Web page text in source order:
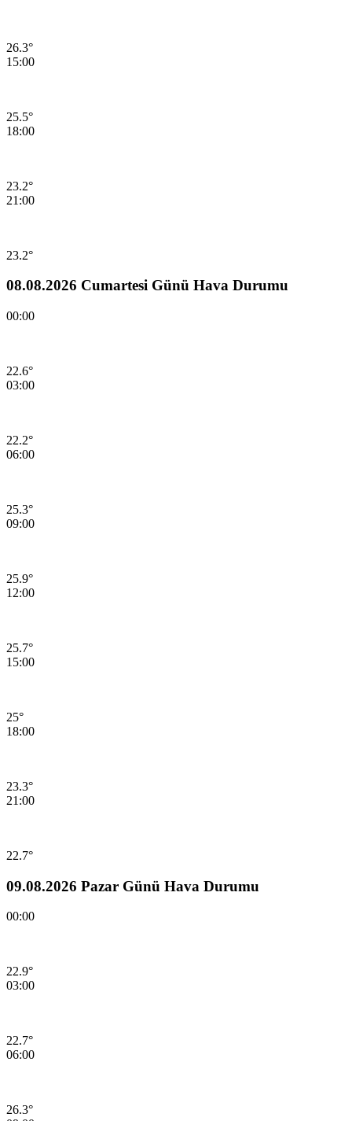
26.3°
15:00
25.5°
18:00
23.2°
21:00
23.2°
08.08.2026 Cumartesi Günü Hava Durumu
00:00
22.6°
03:00
22.2°
06:00
25.3°
09:00
25.9°
12:00
25.7°
15:00
25°
18:00
23.3°
21:00
22.7°
09.08.2026 Pazar Günü Hava Durumu
00:00
22.9°
03:00
22.7°
06:00
26.3°